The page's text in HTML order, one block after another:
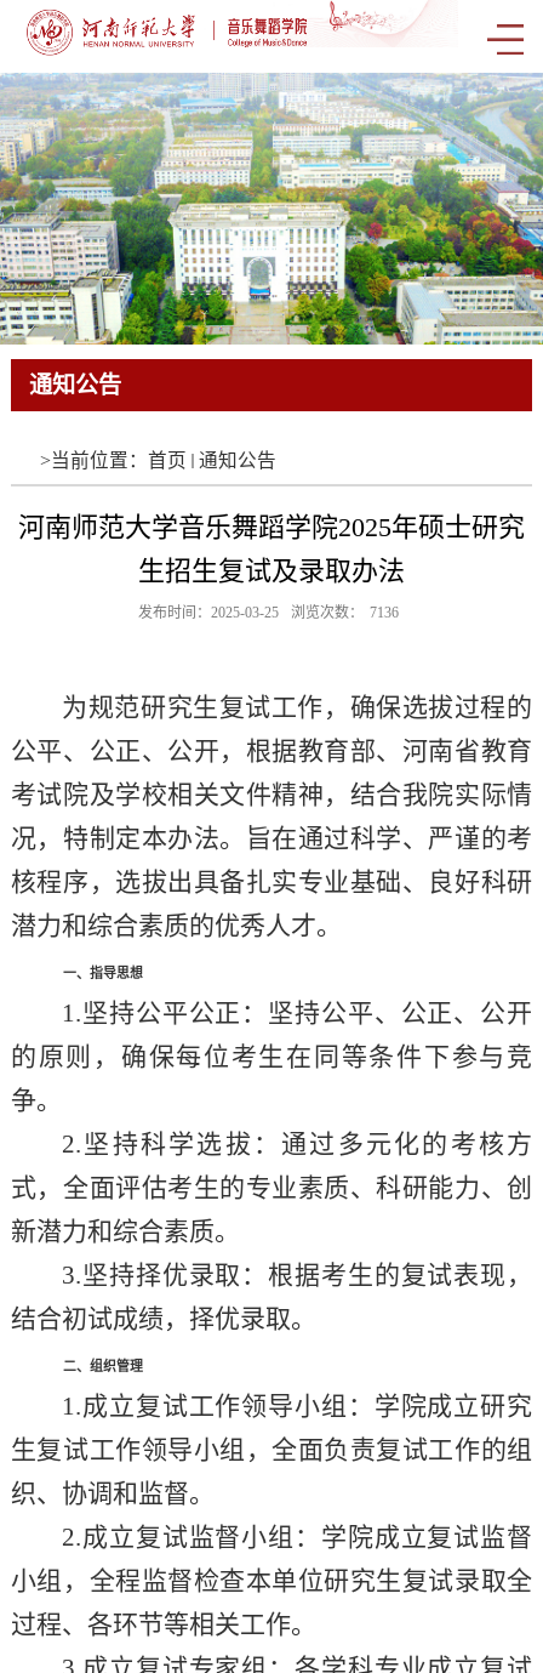
通知公告
通知公告
通知公告
通知公告
通知公告
通知公告
通知公告
通知公告
通知公告
通知公告
通知公告
通知公告
通知公告
通知公告
通知公告
通知公告
通知公告
通知公告
通知公告
通知公告
通知公告
通知公告
通知公告
通知公告
通知公告
通知公告
通知公告
通知公告
通知公告
通知公告
通知公告
通知公告
通知公告
通知公告
通知公告
通知公告
通知公告
通知公告
通知公告
通知公告
通知公告
通知公告
通知公告
通知公告
通知公告
通知公告
通知公告
通知公告
通知公告
通知公告
通知公告
通知公告
通知公告
通知公告
通知公告
通知公告
通知公告
通知公告
通知公告
通知公告
通知公告
通知公告
通知公告
通知公告
通知公告
通知公告
通知公告
通知公告
通知公告
通知公告
通知公告
通知公告
通知公告
通知公告
通知公告
通知公告
通知公告
通知公告
通知公告
通知公告
通知公告
通知公告
通知公告
通知公告
通知公告
通知公告
通知公告
通知公告
通知公告
通知公告
通知公告
通知公告
通知公告
通知公告
通知公告
通知公告
通知公告
通知公告
通知公告
通知公告
通知公告
通知公告
通知公告
通知公告
通知公告
通知公告
通知公告
通知公告
通知公告
通知公告
通知公告
通知公告
通知公告
通知公告
通知公告
通知公告
通知公告
通知公告
通知公告
通知公告
通知公告
通知公告
通知公告
通知公告
通知公告
通知公告
通知公告
通知公告
通知公告
通知公告
通知公告
通知公告
通知公告
通知公告
通知公告
通知公告
通知公告
通知公告
通知公告
通知公告
通知公告
通知公告
通知公告
通知公告
通知公告
通知公告
通知公告
通知公告
通知公告
通知公告
通知公告
通知公告
通知公告
通知公告
通知公告
通知公告
通知公告
通知公告
通知公告
通知公告
通知公告
通知公告
通知公告
通知公告
通知公告
通知公告
通知公告
通知公告
通知公告
通知公告
通知公告
通知公告
通知公告
通知公告
通知公告
通知公告
通知公告
通知公告
通知公告
通知公告
通知公告
通知公告
通知公告
通知公告
通知公告
通知公告
通知公告
通知公告
通知公告
通知公告
通知公告
通知公告
通知公告
通知公告
通知公告
通知公告
通知公告
通知公告
通知公告
通知公告
通知公告
通知公告
通知公告
通知公告
通知公告
通知公告
通知公告
通知公告
通知公告
通知公告
通知公告
通知公告
通知公告
通知公告
通知公告
通知公告
通知公告
通知公告
通知公告
通知公告
通知公告
通知公告
通知公告
通知公告
通知公告
通知公告
通知公告
通知公告
通知公告
通知公告
通知公告
通知公告
通知公告
通知公告
通知公告
通知公告
通知公告
通知公告
通知公告
通知公告
通知公告
通知公告
通知公告
通知公告
通知公告
通知公告
通知公告
通知公告
通知公告
通知公告
通知公告
通知公告
通知公告
通知公告
通知公告
通知公告
通知公告
通知公告
通知公告
通知公告
通知公告
通知公告
通知公告
通知公告
通知公告
通知公告
通知公告
通知公告
通知公告
通知公告
通知公告
通知公告
通知公告
通知公告
通知公告
通知公告
通知公告
通知公告
通知公告
通知公告
通知公告
通知公告
通知公告
通知公告
通知公告
通知公告
通知公告
通知公告
通知公告
通知公告
通知公告
通知公告
通知公告
通知公告
通知公告
通知公告
通知公告
通知公告
通知公告
通知公告
通知公告
通知公告
通知公告
通知公告
通知公告
通知公告
通知公告
通知公告
通知公告
通知公告
通知公告
通知公告
通知公告
通知公告
通知公告
通知公告
通知公告
通知公告
通知公告
通知公告
通知公告
通知公告
通知公告
通知公告
通知公告
通知公告
通知公告
通知公告
通知公告
通知公告
通知公告
通知公告
通知公告
通知公告
通知公告
通知公告
通知公告
通知公告
通知公告
通知公告
通知公告
通知公告
通知公告
通知公告
通知公告
通知公告
通知公告
通知公告
通知公告
通知公告
通知公告
通知公告
通知公告
通知公告
通知公告
通知公告
通知公告
通知公告
通知公告
通知公告
通知公告
通知公告
通知公告
通知公告
通知公告
通知公告
通知公告
通知公告
通知公告
通知公告
通知公告
通知公告
通知公告
通知公告
通知公告
通知公告
通知公告
通知公告
通知公告
通知公告
通知公告
通知公告
通知公告
通知公告
通知公告
通知公告
通知公告
通知公告
通知公告
通知公告
通知公告
通知公告
通知公告
通知公告
通知公告
通知公告
通知公告
通知公告
通知公告
通知公告
通知公告
通知公告
通知公告
通知公告
通知公告
通知公告
通知公告
通知公告
通知公告
通知公告
通知公告
通知公告
通知公告
通知公告
通知公告
通知公告
通知公告
通知公告
通知公告
通知公告
通知公告
通知公告
通知公告
通知公告
通知公告
通知公告
通知公告
通知公告
通知公告
通知公告
通知公告
通知公告
通知公告
通知公告
通知公告
通知公告
通知公告
通知公告
通知公告
通知公告
通知公告
通知公告
通知公告
通知公告
通知公告
通知公告
通知公告
通知公告
通知公告
通知公告
通知公告
通知公告
通知公告
通知公告
通知公告
通知公告
通知公告
通知公告
通知公告
通知公告
通知公告
通知公告
通知公告
通知公告
通知公告
通知公告
通知公告
通知公告
通知公告
通知公告
通知公告
通知公告
通知公告
通知公告
通知公告
通知公告
通知公告
通知公告
通知公告
通知公告
通知公告
通知公告
通知公告
通知公告
通知公告
通知公告
通知公告
通知公告
通知公告
通知公告
通知公告
通知公告
通知公告
通知公告
通知公告
通知公告
通知公告
通知公告
通知公告
通知公告
通知公告
通知公告
通知公告
通知公告
通知公告
通知公告
通知公告
通知公告
通知公告
通知公告
通知公告
通知公告
通知公告
通知公告
通知公告
通知公告
通知公告
通知公告
通知公告
通知公告
通知公告
通知公告
通知公告
通知公告
通知公告
通知公告
通知公告
通知公告
通知公告
通知公告
通知公告
通知公告
通知公告
通知公告
通知公告
通知公告
通知公告
通知公告
通知公告
通知公告
通知公告
通知公告
通知公告
通知公告
通知公告
通知公告
通知公告
通知公告
通知公告
通知公告
通知公告
通知公告
通知公告
通知公告
通知公告
通知公告
通知公告
通知公告
通知公告
通知公告
通知公告
通知公告
通知公告
通知公告
通知公告
通知公告
通知公告
通知公告
通知公告
通知公告
通知公告
通知公告
通知公告
通知公告
通知公告
通知公告
通知公告
通知公告
通知公告
通知公告
通知公告
通知公告
通知公告
通知公告
通知公告
通知公告
通知公告
通知公告
通知公告
通知公告
通知公告
通知公告
通知公告
通知公告
通知公告
通知公告
通知公告
通知公告
通知公告
通知公告
通知公告
通知公告
通知公告
通知公告
通知公告
通知公告
通知公告
通知公告
通知公告
通知公告
通知公告
通知公告
通知公告
通知公告
通知公告
通知公告
通知公告
通知公告
通知公告
通知公告
通知公告
通知公告
通知公告
通知公告
通知公告
通知公告
通知公告
通知公告
通知公告
通知公告
通知公告
通知公告
通知公告
通知公告
通知公告
通知公告
通知公告
通知公告
通知公告
通知公告
通知公告
通知公告
通知公告
通知公告
通知公告
通知公告
通知公告
通知公告
通知公告
通知公告
通知公告
通知公告
通知公告
通知公告
通知公告
通知公告
通知公告
通知公告
通知公告
通知公告
通知公告
通知公告
通知公告
通知公告
通知公告
通知公告
通知公告
通知公告
通知公告
通知公告
通知公告
通知公告
通知公告
通知公告
通知公告
通知公告
通知公告
通知公告
通知公告
通知公告
通知公告
通知公告
通知公告
通知公告
通知公告
通知公告
通知公告
通知公告
通知公告
通知公告
通知公告
通知公告
通知公告
通知公告
通知公告
通知公告
通知公告
通知公告
通知公告
通知公告
通知公告
通知公告
通知公告
通知公告
通知公告
通知公告
通知公告
通知公告
通知公告
通知公告
通知公告
通知公告
通知公告
通知公告
通知公告
通知公告
通知公告
通知公告
通知公告
通知公告
通知公告
通知公告
通知公告
通知公告
通知公告
通知公告
通知公告
通知公告
通知公告
通知公告
通知公告
通知公告
通知公告
通知公告
通知公告
通知公告
通知公告
通知公告
通知公告
通知公告
通知公告
通知公告
通知公告
通知公告
通知公告
通知公告
通知公告
通知公告
通知公告
通知公告
通知公告
通知公告
通知公告
通知公告
通知公告
通知公告
通知公告
通知公告
通知公告
通知公告
通知公告
通知公告
通知公告
通知公告
通知公告
通知公告
通知公告
通知公告
通知公告
通知公告
通知公告
通知公告
通知公告
通知公告
通知公告
通知公告
通知公告
通知公告
通知公告
通知公告
通知公告
通知公告
通知公告
通知公告
通知公告
通知公告
通知公告
通知公告
通知公告
通知公告
通知公告
通知公告
通知公告
通知公告
通知公告
通知公告
通知公告
通知公告
通知公告
通知公告
通知公告
通知公告
通知公告
通知公告
通知公告
通知公告
通知公告
通知公告
通知公告
通知公告
通知公告
通知公告
通知公告
通知公告
通知公告
通知公告
通知公告
通知公告
通知公告
通知公告
通知公告
通知公告
通知公告
通知公告
通知公告
通知公告
通知公告
通知公告
通知公告
通知公告
通知公告
通知公告
通知公告
通知公告
通知公告
通知公告
通知公告
通知公告
通知公告
通知公告
通知公告
通知公告
通知公告
通知公告
通知公告
通知公告
通知公告
通知公告
通知公告
通知公告
通知公告
通知公告
通知公告
通知公告
通知公告
通知公告
通知公告
通知公告
通知公告
通知公告
通知公告
通知公告
通知公告
通知公告
通知公告
通知公告
通知公告
通知公告
通知公告
通知公告
通知公告
通知公告
通知公告
通知公告
通知公告
通知公告
通知公告
通知公告
通知公告
通知公告
通知公告
通知公告
通知公告
通知公告
通知公告
通知公告
通知公告
通知公告
通知公告
通知公告
通知公告
通知公告
通知公告
通知公告
通知公告
通知公告
通知公告
通知公告
通知公告
通知公告
通知公告
通知公告
通知公告
通知公告
通知公告
通知公告
通知公告
通知公告
通知公告
通知公告
通知公告
通知公告
通知公告
通知公告
通知公告
通知公告
通知公告
通知公告
通知公告
通知公告
通知公告
通知公告
通知公告
通知公告
通知公告
通知公告
通知公告
通知公告
通知公告
通知公告
通知公告
通知公告
通知公告
通知公告
通知公告
通知公告
通知公告
通知公告
通知公告
通知公告
通知公告
通知公告
通知公告
通知公告
通知公告
通知公告
通知公告
通知公告
通知公告
通知公告
通知公告
通知公告
通知公告
通知公告
通知公告
通知公告
通知公告
通知公告
通知公告
通知公告
通知公告
通知公告
通知公告
通知公告
通知公告
通知公告
通知公告
通知公告
通知公告
通知公告
通知公告
通知公告
通知公告
通知公告
通知公告
通知公告
通知公告
通知公告
通知公告
通知公告
通知公告
通知公告
通知公告
通知公告
通知公告
通知公告
通知公告
通知公告
通知公告
通知公告
通知公告
通知公告
通知公告
通知公告
通知公告
通知公告
通知公告
通知公告
通知公告
通知公告
通知公告
通知公告
通知公告
通知公告
通知公告
通知公告
通知公告
通知公告
通知公告
通知公告
通知公告
通知公告
通知公告
通知公告
通知公告
通知公告
通知公告
通知公告
通知公告
通知公告
通知公告
通知公告
通知公告
通知公告
通知公告
通知公告
通知公告
通知公告
通知公告
通知公告
通知公告
通知公告
通知公告
通知公告
通知公告
通知公告
通知公告
通知公告
通知公告
通知公告
通知公告
通知公告
通知公告
通知公告
通知公告
通知公告
通知公告
通知公告
通知公告
通知公告
通知公告
通知公告
通知公告
通知公告
通知公告
通知公告
通知公告
通知公告
通知公告
通知公告
通知公告
通知公告
通知公告
通知公告
通知公告
通知公告
通知公告
通知公告
通知公告
通知公告
通知公告
通知公告
通知公告
通知公告
通知公告
通知公告
通知公告
通知公告
通知公告
通知公告
通知公告
通知公告
通知公告
通知公告
通知公告
通知公告
通知公告
通知公告
通知公告
通知公告
通知公告
通知公告
通知公告
通知公告
通知公告
通知公告
通知公告
通知公告
通知公告
通知公告
通知公告
通知公告
通知公告
通知公告
通知公告
通知公告
通知公告
通知公告
通知公告
通知公告
通知公告
通知公告
通知公告
通知公告
通知公告
通知公告
通知公告
通知公告
通知公告
通知公告
通知公告
通知公告
通知公告
通知公告
通知公告
通知公告
通知公告
通知公告
通知公告
通知公告
通知公告
通知公告
通知公告
通知公告
通知公告
通知公告
通知公告
通知公告
通知公告
通知公告
通知公告
通知公告
通知公告
通知公告
通知公告
通知公告
通知公告
通知公告
通知公告
通知公告
通知公告
通知公告
通知公告
通知公告
通知公告
通知公告
通知公告
通知公告
通知公告
通知公告
通知公告
通知公告
通知公告
通知公告
通知公告
通知公告
通知公告
通知公告
通知公告
通知公告
通知公告
通知公告
通知公告
通知公告
通知公告
通知公告
通知公告
通知公告
通知公告
通知公告
通知公告
通知公告
通知公告
通知公告
通知公告
通知公告
通知公告
通知公告
通知公告
通知公告
通知公告
通知公告
通知公告
通知公告
通知公告
通知公告
通知公告
通知公告
通知公告
通知公告
通知公告
通知公告
通知公告
通知公告
通知公告
通知公告
通知公告
通知公告
通知公告
通知公告
通知公告
通知公告
通知公告
通知公告
通知公告
通知公告
通知公告
通知公告
通知公告
通知公告
通知公告
通知公告
通知公告
通知公告
通知公告
通知公告
通知公告
通知公告
通知公告
通知公告
通知公告
通知公告
通知公告
通知公告
通知公告
通知公告
通知公告
通知公告
通知公告
通知公告
通知公告
通知公告
通知公告
通知公告
通知公告
通知公告
通知公告
通知公告
通知公告
通知公告
通知公告
通知公告
通知公告
通知公告
通知公告
通知公告
通知公告
通知公告
通知公告
通知公告
通知公告
通知公告
通知公告
通知公告
通知公告
通知公告
通知公告
通知公告
通知公告
通知公告
通知公告
通知公告
通知公告
通知公告
通知公告
通知公告
通知公告
通知公告
通知公告
通知公告
通知公告
通知公告
通知公告
通知公告
通知公告
通知公告
通知公告
通知公告
通知公告
通知公告
通知公告
通知公告
通知公告
通知公告
通知公告
通知公告
通知公告
通知公告
通知公告
通知公告
通知公告
通知公告
通知公告
通知公告
通知公告
通知公告
通知公告
通知公告
通知公告
通知公告
通知公告
通知公告
通知公告
通知公告
通知公告
通知公告
通知公告
通知公告
通知公告
通知公告
通知公告
通知公告
通知公告
通知公告
通知公告
通知公告
通知公告
通知公告
通知公告
通知公告
通知公告
通知公告
通知公告
通知公告
通知公告
通知公告
通知公告
通知公告
通知公告
通知公告
通知公告
通知公告
通知公告
通知公告
通知公告
通知公告
通知公告
通知公告
通知公告
通知公告
通知公告
通知公告
通知公告
通知公告
通知公告
通知公告
通知公告
通知公告
通知公告
通知公告
通知公告
通知公告
通知公告
通知公告
通知公告
通知公告
通知公告
通知公告
通知公告
通知公告
通知公告
通知公告
通知公告
通知公告
通知公告
通知公告
通知公告
通知公告
通知公告
通知公告
通知公告
通知公告
通知公告
通知公告
通知公告
通知公告
通知公告
通知公告
通知公告
通知公告
通知公告
通知公告
通知公告
通知公告
通知公告
通知公告
通知公告
通知公告
通知公告
通知公告
通知公告
通知公告
通知公告
通知公告
通知公告
通知公告
通知公告
通知公告
通知公告
通知公告
通知公告
通知公告
通知公告
通知公告
通知公告
通知公告
通知公告
通知公告
通知公告
通知公告
通知公告
通知公告
通知公告
通知公告
通知公告
通知公告
通知公告
通知公告
通知公告
通知公告
通知公告
通知公告
通知公告
通知公告
通知公告
通知公告
通知公告
通知公告
通知公告
通知公告
通知公告
通知公告
通知公告
通知公告
通知公告
通知公告
通知公告
通知公告
通知公告
通知公告
通知公告
通知公告
通知公告
通知公告
通知公告
通知公告
通知公告
通知公告
通知公告
通知公告
通知公告
通知公告
通知公告
通知公告
通知公告
通知公告
通知公告
通知公告
通知公告
通知公告
通知公告
通知公告
通知公告
通知公告
通知公告
通知公告
通知公告
通知公告
通知公告
通知公告
通知公告
通知公告
通知公告
通知公告
通知公告
通知公告
通知公告
通知公告
通知公告
通知公告
通知公告
通知公告
通知公告
通知公告
通知公告
通知公告
通知公告
通知公告
通知公告
通知公告
通知公告
通知公告
通知公告
通知公告
通知公告
通知公告
通知公告
通知公告
通知公告
通知公告
通知公告
通知公告
通知公告
通知公告
通知公告
通知公告
通知公告
通知公告
通知公告
通知公告
通知公告
通知公告
通知公告
通知公告
通知公告
通知公告
通知公告
通知公告
通知公告
通知公告
通知公告
通知公告
通知公告
通知公告
通知公告
通知公告
通知公告
通知公告
通知公告
通知公告
通知公告
通知公告
通知公告
通知公告
通知公告
通知公告
通知公告
通知公告
通知公告
通知公告
通知公告
通知公告
通知公告
通知公告
通知公告
通知公告
通知公告
通知公告
通知公告
通知公告
通知公告
通知公告
通知公告
通知公告
通知公告
通知公告
通知公告
通知公告
通知公告
通知公告
通知公告
通知公告
通知公告
通知公告
通知公告
通知公告
通知公告
通知公告
通知公告
通知公告
通知公告
通知公告
通知公告
通知公告
通知公告
通知公告
通知公告
通知公告
通知公告
通知公告
通知公告
通知公告
通知公告
通知公告
通知公告
通知公告
通知公告
通知公告
通知公告
通知公告
通知公告
通知公告
通知公告
通知公告
通知公告
通知公告
通知公告
通知公告
通知公告
通知公告
通知公告
通知公告
通知公告
通知公告
通知公告
通知公告
通知公告
通知公告
通知公告
通知公告
通知公告
通知公告
通知公告
通知公告
通知公告
通知公告
通知公告
通知公告
通知公告
通知公告
通知公告
通知公告
通知公告
通知公告
通知公告
通知公告
通知公告
通知公告
通知公告
通知公告
通知公告
通知公告
通知公告
通知公告
通知公告
通知公告
通知公告
通知公告
通知公告
通知公告
通知公告
通知公告
通知公告
通知公告
通知公告
通知公告
通知公告
通知公告
通知公告
通知公告
通知公告
通知公告
通知公告
通知公告
通知公告
通知公告
通知公告
通知公告
通知公告
通知公告
通知公告
通知公告
通知公告
通知公告
通知公告
通知公告
通知公告
通知公告
通知公告
通知公告
通知公告
通知公告
通知公告
通知公告
通知公告
通知公告
通知公告
通知公告
通知公告
通知公告
通知公告
通知公告
通知公告
通知公告
通知公告
通知公告
通知公告
通知公告
通知公告
通知公告
通知公告
通知公告
通知公告
通知公告
通知公告
通知公告
通知公告
通知公告
通知公告
通知公告
通知公告
通知公告
通知公告
通知公告
通知公告
通知公告
通知公告
通知公告
通知公告
通知公告
通知公告
通知公告
通知公告
通知公告
通知公告
通知公告
通知公告
通知公告
通知公告
通知公告
通知公告
通知公告
通知公告
通知公告
通知公告
通知公告
通知公告
通知公告
通知公告
通知公告
通知公告
通知公告
通知公告
通知公告
通知公告
通知公告
通知公告
通知公告
通知公告
通知公告
通知公告
通知公告
通知公告
通知公告
通知公告
通知公告
通知公告
通知公告
通知公告
通知公告
通知公告
通知公告
通知公告
通知公告
通知公告
通知公告
通知公告
通知公告
通知公告
通知公告
通知公告
通知公告
通知公告
通知公告
通知公告
通知公告
通知公告
通知公告
通知公告
通知公告
通知公告
通知公告
通知公告
通知公告
通知公告
通知公告
通知公告
通知公告
通知公告
通知公告
通知公告
通知公告
通知公告
通知公告
通知公告
通知公告
通知公告
通知公告
通知公告
通知公告
通知公告
通知公告
通知公告
通知公告
通知公告
通知公告
通知公告
通知公告
通知公告
通知公告
通知公告
通知公告
通知公告
通知公告
通知公告
通知公告
通知公告
通知公告
通知公告
通知公告
通知公告
通知公告
通知公告
通知公告
通知公告
通知公告
通知公告
通知公告
通知公告
通知公告
通知公告
通知公告
通知公告
通知公告
通知公告
通知公告
通知公告
通知公告
通知公告
通知公告
通知公告
通知公告
通知公告
通知公告
通知公告
通知公告
通知公告
通知公告
通知公告
通知公告
通知公告
通知公告
通知公告
通知公告
通知公告
通知公告
通知公告
通知公告
通知公告
通知公告
通知公告
通知公告
通知公告
通知公告
通知公告
通知公告
通知公告
通知公告
通知公告
通知公告
通知公告
通知公告
通知公告
通知公告
通知公告
通知公告
通知公告
通知公告
通知公告
通知公告
通知公告
通知公告
通知公告
通知公告
通知公告
通知公告
通知公告
通知公告
通知公告
通知公告
通知公告
通知公告
通知公告
通知公告
通知公告
通知公告
通知公告
通知公告
通知公告
通知公告
通知公告
通知公告
通知公告
通知公告
通知公告
通知公告
通知公告
通知公告
通知公告
通知公告
通知公告
通知公告
通知公告
通知公告
通知公告
通知公告
通知公告
通知公告
通知公告
通知公告
通知公告
通知公告
通知公告
通知公告
通知公告
通知公告
通知公告
通知公告
通知公告
通知公告
通知公告
通知公告
通知公告
通知公告
通知公告
通知公告
通知公告
通知公告
通知公告
通知公告
通知公告
通知公告
通知公告
通知公告
通知公告
通知公告
通知公告
通知公告
通知公告
通知公告
通知公告
通知公告
通知公告
通知公告
通知公告
通知公告
通知公告
通知公告
通知公告
通知公告
通知公告
通知公告
通知公告
通知公告
通知公告
通知公告
通知公告
通知公告
通知公告
通知公告
通知公告
通知公告
通知公告
通知公告
通知公告
通知公告
通知公告
通知公告
通知公告
通知公告
通知公告
通知公告
通知公告
通知公告
通知公告
通知公告
通知公告
通知公告
通知公告
通知公告
通知公告
通知公告
通知公告
通知公告
通知公告
通知公告
通知公告
通知公告
通知公告
通知公告
通知公告
通知公告
通知公告
通知公告
通知公告
通知公告
通知公告
通知公告
通知公告
通知公告
通知公告
通知公告
通知公告
通知公告
通知公告
通知公告
通知公告
通知公告
通知公告
通知公告
通知公告
通知公告
通知公告
通知公告
通知公告
通知公告
通知公告
通知公告
通知公告
通知公告
通知公告
通知公告
通知公告
通知公告
通知公告
通知公告
通知公告
通知公告
通知公告
通知公告
通知公告
通知公告
通知公告
通知公告
通知公告
通知公告
通知公告
通知公告
通知公告
通知公告
通知公告
通知公告
通知公告
通知公告
通知公告
通知公告
通知公告
通知公告
通知公告
通知公告
通知公告
通知公告
通知公告
通知公告
通知公告
通知公告
通知公告
通知公告
通知公告
通知公告
通知公告
通知公告
通知公告
通知公告
通知公告
通知公告
通知公告
通知公告
通知公告
通知公告
通知公告
通知公告
通知公告
通知公告
通知公告
通知公告
通知公告
通知公告
通知公告
通知公告
通知公告
通知公告
通知公告
通知公告
通知公告
通知公告
通知公告
通知公告
通知公告
通知公告
通知公告
通知公告
通知公告
通知公告
通知公告
通知公告
通知公告
通知公告
通知公告
通知公告
通知公告
通知公告
通知公告
通知公告
通知公告
通知公告
通知公告
通知公告
通知公告
通知公告
通知公告
通知公告
通知公告
通知公告
通知公告
通知公告
通知公告
通知公告
通知公告
通知公告
通知公告
通知公告
通知公告
通知公告
通知公告
通知公告
通知公告
通知公告
通知公告
通知公告
通知公告
通知公告
通知公告
通知公告
通知公告
通知公告
通知公告
通知公告
通知公告
通知公告
通知公告
通知公告
通知公告
通知公告
通知公告
通知公告
通知公告
通知公告
通知公告
通知公告
通知公告
通知公告
通知公告
通知公告
通知公告
通知公告
通知公告
通知公告
通知公告
通知公告
通知公告